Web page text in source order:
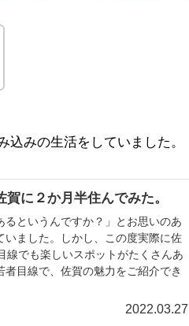
込みの生活をしていました。
賀に２か月半住んでみた。
るというんですか？」とお思いのあ
いました。しかし、この度実際に佐
線でも楽しいスポットがたくさんあ
者目線で、佐賀の魅力をご紹介でき
2022.03.27